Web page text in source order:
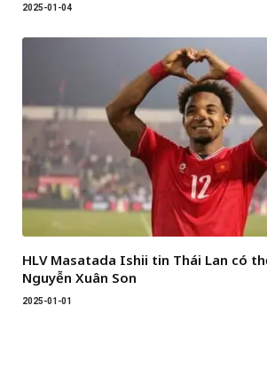
2025-01-04
HLV Masatada Ishii tin Thái Lan có
Nguyễn Xuân Son
2025-01-01